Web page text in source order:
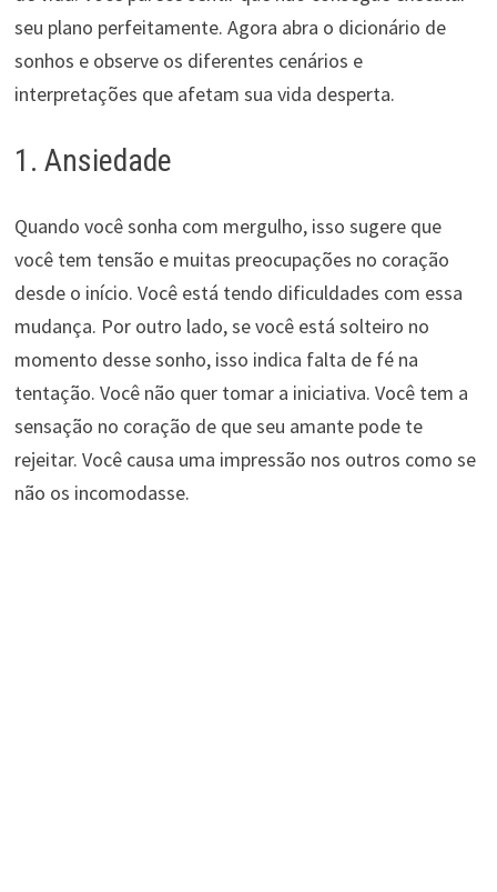
seu plano perfeitamente. Agora abra o dicionário de
sonhos e observe os diferentes cenários e
interpretações que afetam sua vida desperta.
1. Ansiedade
Quando você sonha com mergulho, isso sugere que
você tem tensão e muitas preocupações no coração
desde o início. Você está tendo dificuldades com essa
mudança. Por outro lado, se você está solteiro no
momento desse sonho, isso indica falta de fé na
tentação. Você não quer tomar a iniciativa. Você tem a
sensação no coração de que seu amante pode te
rejeitar. Você causa uma impressão nos outros como se
não os incomodasse.